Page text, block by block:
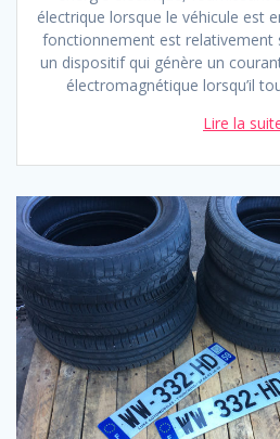
électrique lorsque le véhicule est
fonctionnement est relativement
un dispositif qui génère un
électromagnétique lorsqu’il
Lire la